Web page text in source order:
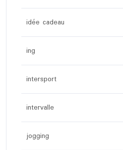
idée cadeau
ing
intersport
intervalle
jogging